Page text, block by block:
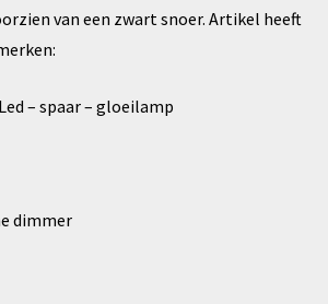
van een zwart snoer. Artikel heeft
– spaar – gloeilamp
dimmer